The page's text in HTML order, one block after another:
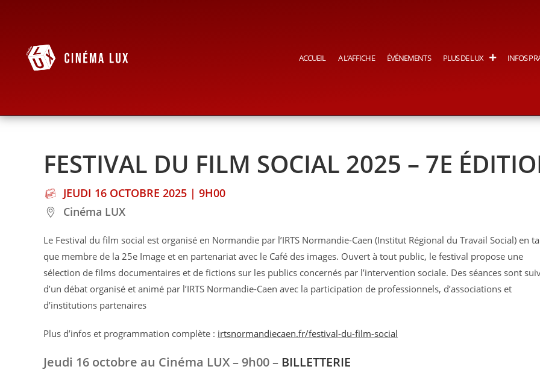
ACCUEIL A L’AFFICHE ÉVÉNEMENTS PLUS DE LUX INFOS
FESTIVAL DU FILM SOCIAL 2025 – 7E
JEUDI 16 OCTOBRE 2025 | 9H00
Cinéma LUX
Le Festival du film social est organisé en Normandie par l’IRTS Normandie-Caen (Institut Régional du Travail Social) en
que membre de la 25e Image et en partenariat avec le Café des images. Ouvert à tout public, le festival propose une
sélection de films documentaires et de fictions sur les publics concernés par l’intervention sociale. Des séances sont
d’un débat organisé et animé par l’IRTS Normandie-Caen avec la participation de professionnels, d’associations et
d’institutions partenaires
Plus d’infos et programmation complète : irtsnormandiecaen.fr/festival-du-film-social
Jeudi 16 octobre au Cinéma LUX – 9h00 – BILLETTERIE